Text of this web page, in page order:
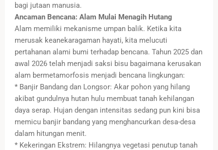
bagi jutaan manusia.
Ancaman Bencana: Alam Mulai Menagih Hutang
Alam memiliki mekanisme umpan balik. Ketika kita
merusak keanekaragaman hayati, kita melucuti
pertahanan alami bumi terhadap bencana. Tahun 2025 dan
awal 2026 telah menjadi saksi bisu bagaimana kerusakan
alam bermetamorfosis menjadi bencana lingkungan:
* Banjir Bandang dan Longsor: Akar pohon yang hilang
akibat gundulnya hutan hulu membuat tanah kehilangan
daya serap. Hujan dengan intensitas sedang pun kini bisa
memicu banjir bandang yang menghancurkan desa-desa
dalam hitungan menit.
* Kekeringan Ekstrem: Hilangnya vegetasi penutup tanah